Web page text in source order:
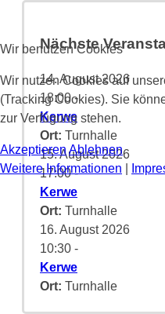
Nächste
14. August 2026
18:00-
Kerwe
Ort: Turnhalle
15. August 2026
17:00-
Kerwe
Ort: Turnhalle
16. August 2026
10:30 -
Kerwe
Ort: Turnhalle
Wir benutzen Cookies
Wir nutzen Cookies auf
(Tracking Cookies). Sie
zur Verfügung stehen.
Akzeptieren Ablehnen
Weitere Informationen